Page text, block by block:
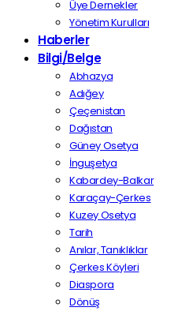
Üye Dernekler
Yönetim Kurulları
Haberler
Bilgi/Belge
Abhazya
Adığey
Çeçenistan
Dağıstan
Güney Osetya
İnguşetya
Kabardey-Balkar
Karaçay-Çerkes
Kuzey Osetya
Tarih
Anılar, Tanıklıklar
Çerkes Köyleri
Diaspora
Dönüş